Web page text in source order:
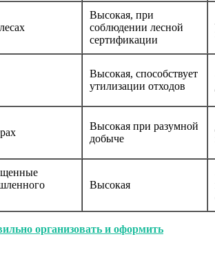
Высокая, при
соблюдении лесной
сертификации
Высокая, способствует
утилизации отходов
Высокая при разумной
добыче
Высокая
организовать и оформить